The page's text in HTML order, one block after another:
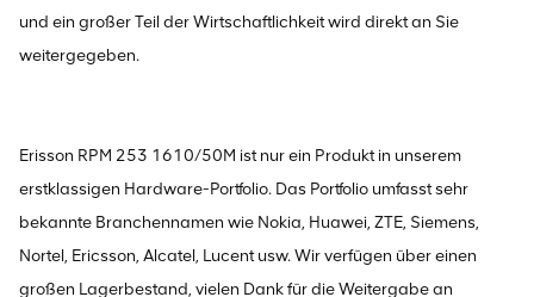
und ein großer Teil der Wirtschaftlichkeit wird direkt an Sie
weitergegeben.
Erisson RPM 253 1610/50M ist nur ein Produkt in unserem
erstklassigen Hardware-Portfolio. Das Portfolio umfasst sehr
bekannte Branchennamen wie Nokia, Huawei, ZTE, Siemens,
Nortel, Ericsson, Alcatel, Lucent usw. Wir verfügen über einen
großen Lagerbestand, vielen Dank für die Weitergabe an